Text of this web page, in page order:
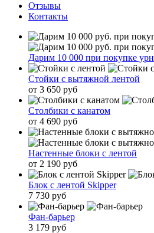
Отзывы
Контакты
Дарим 10 000 при покупке урн
Стойки с вытяжной лентой
от 3 650 руб
Столбики с канатом
от 4 690 руб
Настенные блоки с лентой
от 2 190 руб
Блок с лентой Skipper
7 730 руб
Фан-барьер
3 179 руб